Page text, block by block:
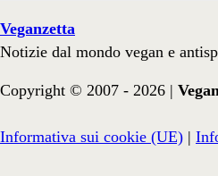
Veganzetta
Notizie dal mondo vegan e
Copyright © 2007 - 2026 |
Informativa sui cookie (UE) |